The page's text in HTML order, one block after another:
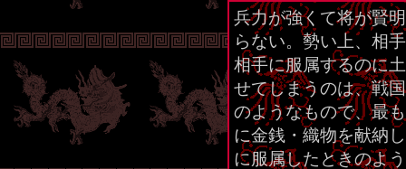
兵力が強くて将が賢
らない。勢い上、相
相手に服属するのに
せてしまうのは、戦
のようなもので、最
に金銭・織物を献納
に服属したときのよ